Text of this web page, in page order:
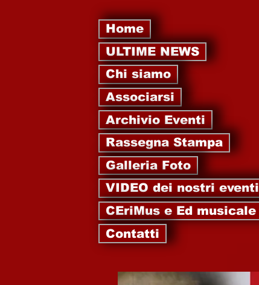
Home
ULTIME NEWS
Chi siamo
Associarsi
Archivio Eventi
Rassegna Stampa
Galleria Foto
VIDEO dei nostri eventi
CEriMus e Ed musicale
Contatti